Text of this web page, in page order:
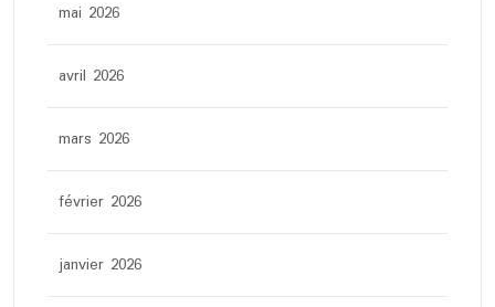
mai 2026
avril 2026
mars 2026
février 2026
janvier 2026